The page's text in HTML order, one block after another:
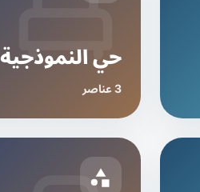
حي النموذجية
3 عناصر